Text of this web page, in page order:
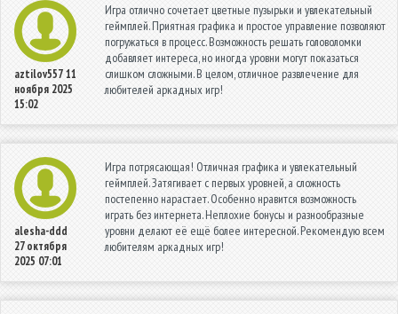
aztilov55711
ноября 2025
15:02
Игра отлично сочетает цветные пузырьки и увлекательный
геймплей. Приятная графика и простое управление позволяют
погружаться в процесс. Возможность решать головоломки
добавляет интереса, но иногда уровни могут показаться
слишком сложными. В целом, отличное развлечение для
любителей аркадных игр!
alesha-ddd
27 октября
2025 07:01
Игра потрясающая! Отличная графика и увлекательный
геймплей. Затягивает с первых уровней, а сложность
постепенно нарастает. Особенно нравится возможность
играть без интернета. Неплохие бонусы и разнообразные
уровни делают её ещё более интересной. Рекомендую всем
любителям аркадных игр!